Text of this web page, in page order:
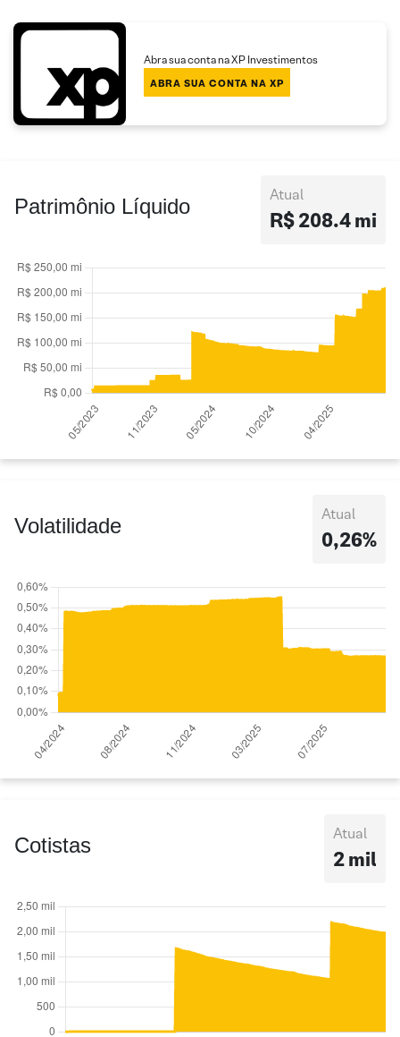
Abra sua conta na XP Investimentos
ABRA SUA CONTA NA XP
Patrimônio Líquido Atual
R$ 208.4 mi
Volatilidade Atual
0,26%
Cotistas Atual
2 mil